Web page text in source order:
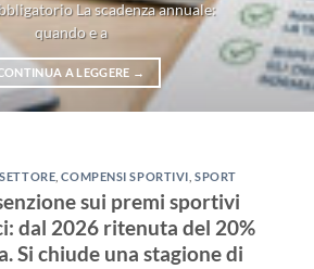
La scadenza annuale:
quando e a
A LEGGERE →
,COMPENSI SPORTIVI ,SPORT
sui premi sportivi
dal 2026 ritenuta del 20%
Si chiude una stagione di